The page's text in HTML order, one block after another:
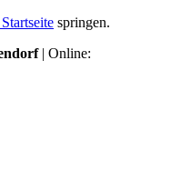
springen.
| Online: